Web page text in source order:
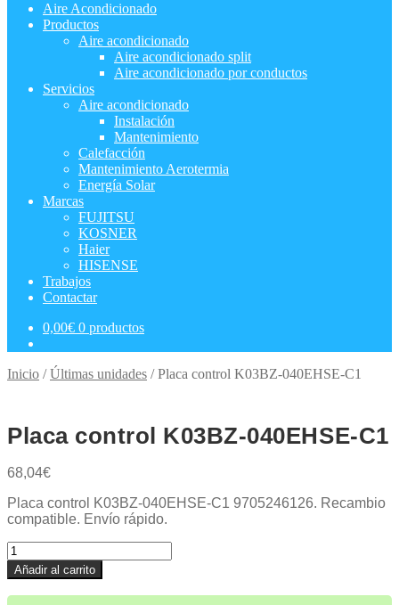
Aire Acondicionado
Productos
Aire acondicionado
Aire acondicionado split
Aire acondicionado por conductos
Servicios
Aire acondicionado
Instalación
Mantenimiento
Calefacción
Mantenimiento Aerotermia
Energía Solar
Marcas
FUJITSU
KOSNER
Haier
HISENSE
Trabajos
Contactar
0,00€ 0 productos
Inicio /Últimas unidades /Placa control K03BZ-040EHSE-C1
Placa control K03BZ-040EHSE-C1
68,04€
Placa control K03BZ-040EHSE-C1 9705246126. Recambio
compatible. Envío rápido.
Placa
control
K03BZ-
040EHSE-
Añadir al carrito